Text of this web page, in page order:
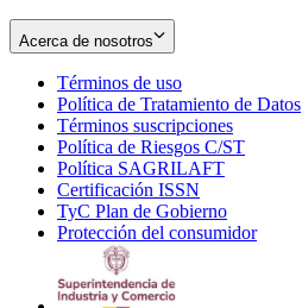
Acerca de nosotros
Términos de uso
in
new
window
Política de Tratamiento de Datos
Términos suscripciones
in
Política de Riesgos C/ST
Política SAGRILAFT
new
window
Certificación ISSN
in
new
TyC Plan de Gobierno
in
Protección del consumidorOpens